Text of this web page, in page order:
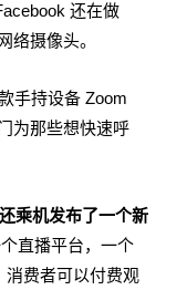
还在做
络摄像头。
手持设备 Zoom
为那些想快速呼
乘机发布了一个新
直播平台，一个
消费者可以付费观